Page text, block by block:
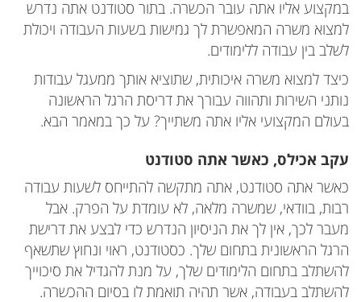
במקצוע אליו אתה עובר הכשרה. בתור סטודנט אתה נדרש
למצוא משרה המאפשרת לך גמישות בשעות העבודה ויכולת
לשלב בין עבודה ללימודים.
כיצד למצוא משרה איכותית, שתוציא אותך ממעגל עבודות
נותני השירות ותהווה עבורך את דריסת הרגל הראשונה
בעולם המקצועי אליו אתה משתייך? על כך במאמר הבא.
עקב אכילס, כאשר אתה סטודנט
כאשר אתה סטודנט, אתה מתקשה להתייחס לשעות עבודה
רבות, בוודאי, שמשרה מלאה, לא עומדת על הפרק. אבל
מעבר לכך, אין לך את הניסיון הנדרש כדי לבצע את דרישת
הרגל הראשונית בתחום שלך. כסטודנט, ראוי ונחוץ שתשאף
להשתלב בתחום הלימודים שלך, על מנת להגדיל את סיכוייך
להשתלב בעבודה, אשר תהיה תואמת לו בסיום ההכשרה.